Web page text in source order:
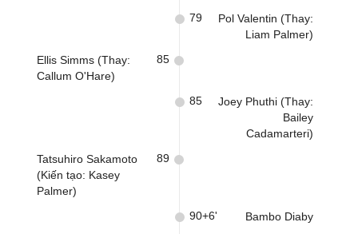
Pol Valentin (Thay:
Liam Palmer)
79
Ellis Simms (Thay:
Callum O'Hare)
85
Joey Phuthi (Thay:
Bailey
Cadamarteri)
85
Tatsuhiro Sakamoto
(Kiến tạo: Kasey
Palmer)
89
Bambo Diaby
90+6'